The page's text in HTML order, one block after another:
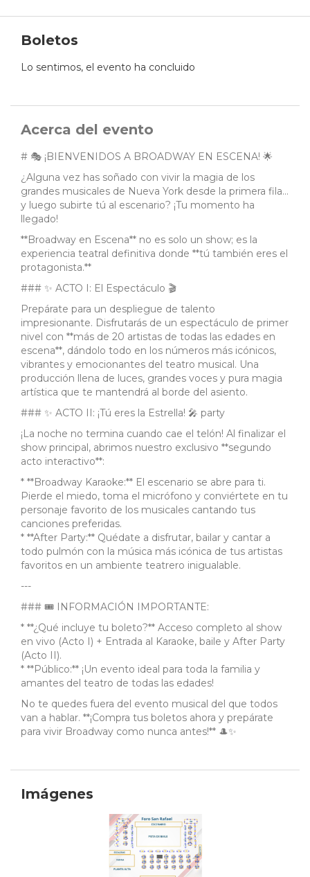
Boletos
Lo sentimos, el evento ha concluido
Acerca del evento
# 🎭 ¡BIENVENIDOS A BROADWAY EN ESCENA! 🌟
¿Alguna vez has soñado con vivir la magia de los
grandes musicales de Nueva York desde la primera fila...
y luego subirte tú al escenario? ¡Tu momento ha
llegado!
**Broadway en Escena** no es solo un show; es la
experiencia teatral definitiva donde **tú también eres el
protagonista.**
### ✨ ACTO I: El Espectáculo 🎬
Prepárate para un despliegue de talento
impresionante. Disfrutarás de un espectáculo de primer
nivel con **más de 20 artistas de todas las edades en
escena**, dándolo todo en los números más icónicos,
vibrantes y emocionantes del teatro musical. Una
producción llena de luces, grandes voces y pura magia
artística que te mantendrá al borde del asiento.
### ✨ ACTO II: ¡Tú eres la Estrella! 🎤 party
¡La noche no termina cuando cae el telón! Al finalizar el
show principal, abrimos nuestro exclusivo **segundo
acto interactivo**:
* **Broadway Karaoke:** El escenario se abre para ti.
Pierde el miedo, toma el micrófono y conviértete en tu
personaje favorito de los musicales cantando tus
canciones preferidas.
* **After Party:** Quédate a disfrutar, bailar y cantar a
todo pulmón con la música más icónica de tus artistas
favoritos en un ambiente teatrero inigualable.
---
### 🎟️ INFORMACIÓN IMPORTANTE:
* **¿Qué incluye tu boleto?** Acceso completo al show
en vivo (Acto I) + Entrada al Karaoke, baile y After Party
(Acto II).
* **Público:** ¡Un evento ideal para toda la familia y
amantes del teatro de todas las edades!
No te quedes fuera del evento musical del que todos
van a hablar. **¡Compra tus boletos ahora y prepárate
para vivir Broadway como nunca antes!** 🎩✨
Imágenes